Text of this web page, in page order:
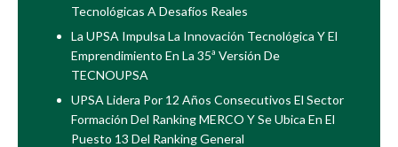
Tecnológicas A Desafíos Reales
La UPSA Impulsa La Innovación Tecnológica Y El
Emprendimiento En La 35ª Versión De
TECNOUPSA
UPSA Lidera Por 12 Años Consecutivos El Sector
Formación Del Ranking MERCO Y Se Ubica En El
Puesto 13 Del Ranking General